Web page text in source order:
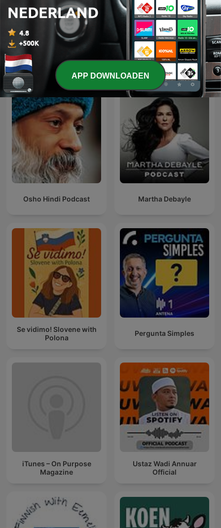
Podcast Historyczny Geschiedenis met Sjaak
Internationale Onderwijs-podcasts
Osho Hindi Podcast Martha Debayle
Se vidimo! Slovene with
Polona
Pergunta Simples
iTunes – On Purpose
Magazine
Ustaz Wadi Annuar
Official
APP DOWNLOADEN